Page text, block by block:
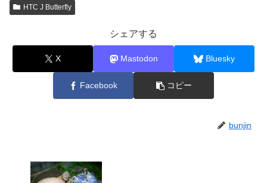
中…
HTC J Butterfly
シェアする
X Mastodon Bluesky
Facebook コピー
bunjin